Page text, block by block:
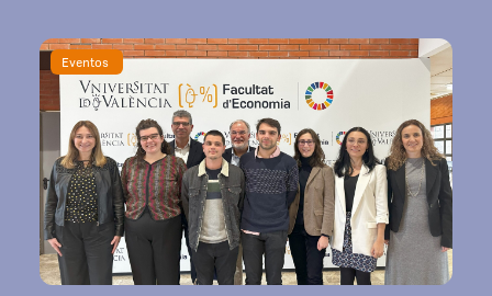
Eventos